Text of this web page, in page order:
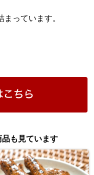
っています。
も見ています